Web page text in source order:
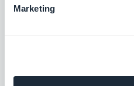
Marketing
Unifiez votre